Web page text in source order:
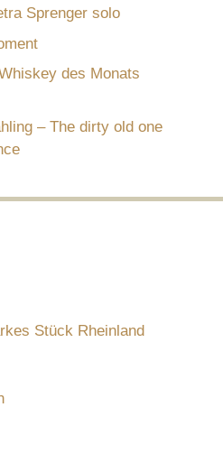
Sprenger solo
des Monats
– The dirty old one
Stück Rheinland